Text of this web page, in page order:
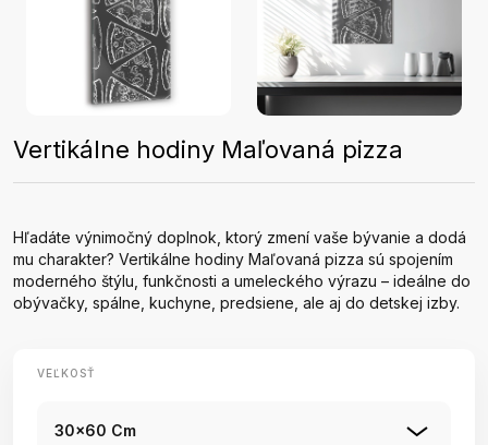
Vertikálne hodiny Maľovaná pizza
Hľadáte výnimočný doplnok, ktorý zmení vaše bývanie a dodá
mu charakter? Vertikálne hodiny Maľovaná pizza sú spojením
moderného štýlu, funkčnosti a umeleckého výrazu – ideálne do
obývačky, spálne, kuchyne, predsiene, ale aj do detskej izby.
VEĽKOSŤ
30x60 Cm